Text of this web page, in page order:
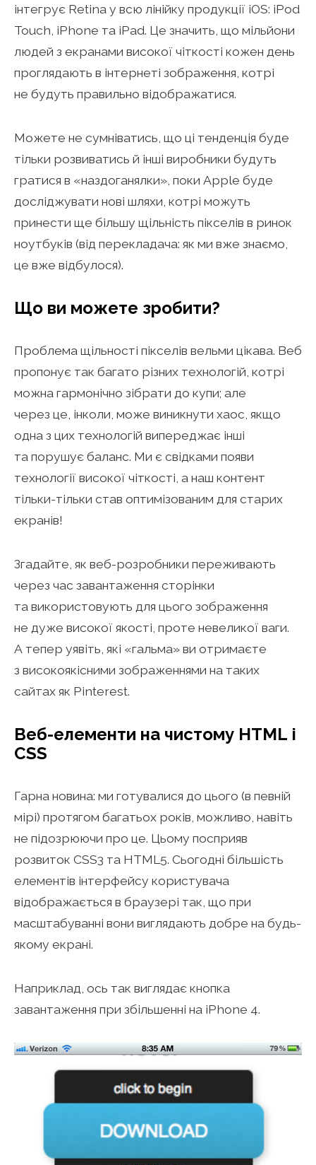
інтегрує Retina у всю лінійку продукції iOS: iPod
Touch, iPhone та iPad. Це значить, що мільйони
людей з екранами високої чіткості кожен день
проглядають в інтернеті зображення, котрі
не будуть правильно відображатися.
Можете не сумніватись, що ці тенденція буде
тільки розвиватись й інші виробники будуть
гратися в «наздоганялки», поки Apple буде
досліджувати нові шляхи, котрі можуть
принести ще більшу щільність пікселів в ринок
ноутбуків (від перекладача: як ми вже знаємо,
це вже відбулося).
Що ви можете зробити?
Проблема щільності пікселів вельми цікава. Веб
пропонує так багато різних технологій, котрі
можна гармонічно зібрати до купи; але
через це, інколи, може виникнути хаос, якщо
одна з цих технологій випереджає інші
та порушує баланс. Ми є свідками появи
технології високої чіткості, а наш контент
тільки-тільки став оптимізованим для старих
екранів!
Згадайте, як веб-розробники переживають
через час завантаження сторінки
та використовують для цього зображення
не дуже високої якості, проте невеликої ваги.
А тепер уявіть, які «гальма» ви отримаєте
з високоякісними зображеннями на таких
сайтах як Pinterest.
Веб-елементи на чистому HTML і
CSS
Гарна новина: ми готувалися до цього (в певній
мірі) протягом багатьох років, можливо, навіть
не підозрюючи про це. Цьому посприяв
розвиток CSS3 та HTML5. Сьогодні більшість
елементів інтерфейсу користувача
відображається в браузері так, що при
масштабуванні вони виглядають добре на будь-
якому екрані.
Наприклад, ось так виглядає кнопка
завантаження при збільшенні на iPhone 4.